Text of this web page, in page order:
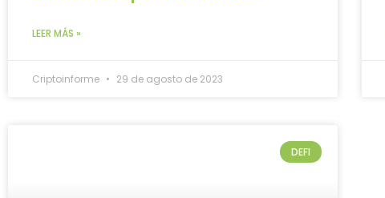
LEER MÁS »
Criptoinforme 29 de agosto de 2023
DEFI